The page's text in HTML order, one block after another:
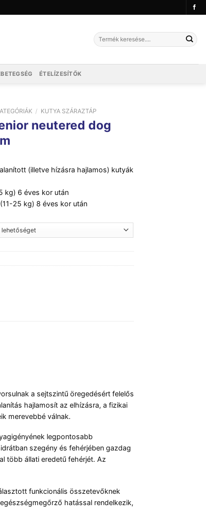
Keresés
a
ÉTELÍZESÍTŐK
/ KUTYA SZÁRAZTÁP
neutered dog
(illetve hízásra hajlamos) kutyák
kg) 6 éves kor után
25 kg) 8 éves kor után
a sejtszintű öregedésért felelős
hajlamosít az elhízásra, a fizikai
merevebbé válnak.
legpontosabb
szegény és fehérjében gazdag
több állati eredetű fehérjét. Az
funkcionális összetevőknek
hatással rendelkezik,